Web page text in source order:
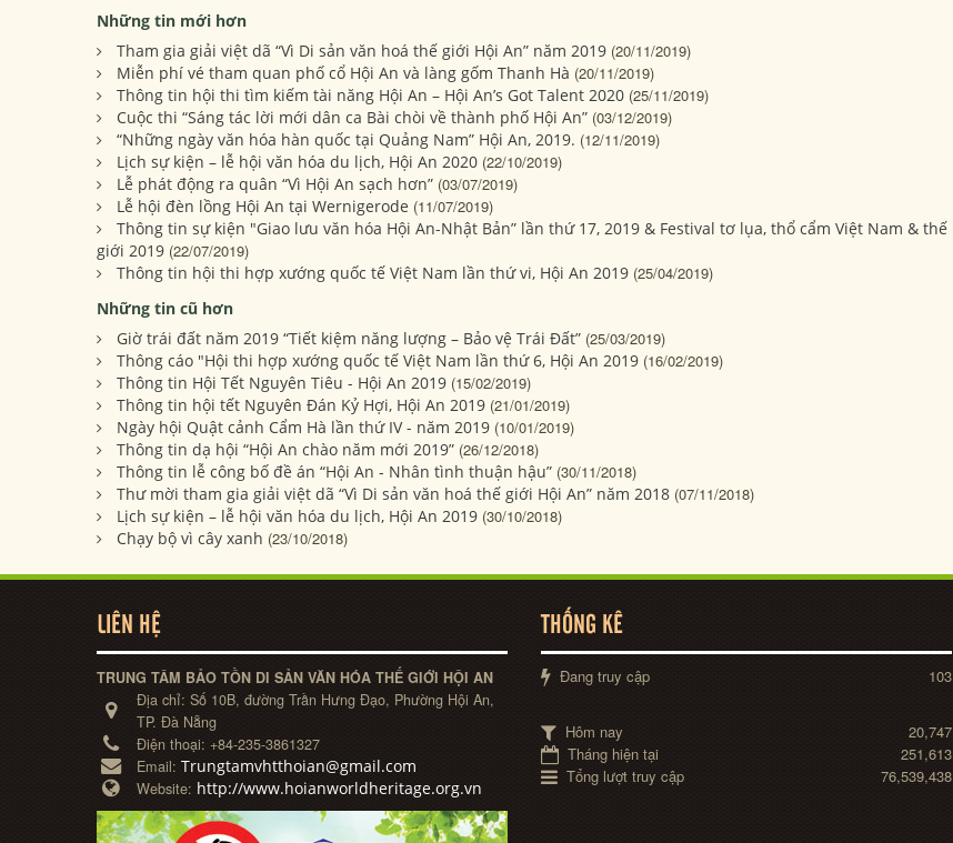
Những tin mới hơn
Tham gia giải việt dã “Vì Di sản văn hoá thế giới Hội An” năm 2019 (20/11/2019)
Miễn phí vé tham quan phố cổ Hội An và làng gốm Thanh Hà (20/11/2019)
Thông tin hội thi tìm kiếm tài năng Hội An – Hội An’s Got Talent 2020 (25/11/2019)
Cuộc thi “Sáng tác lời mới dân ca Bài chòi về thành phố Hội An” (03/12/2019)
“Những ngày văn hóa hàn quốc tại Quảng Nam” Hội An, 2019. (12/11/2019)
Lịch sự kiện – lễ hội văn hóa du lịch, Hội An 2020 (22/10/2019)
Lễ phát động ra quân “Vì Hội An sạch hơn” (03/07/2019)
Lễ hội đèn lồng Hội An tại Wernigerode (11/07/2019)
Thông tin sự kiện "Giao lưu văn hóa Hội An-Nhật Bản” lần thứ 17, 2019 & Festival tơ lụa, thổ cẩm Việt Nam & thế
giới 2019 (22/07/2019)
Thông tin hội thi hợp xướng quốc tế Việt Nam lần thứ vi, Hội An 2019 (25/04/2019)
Những tin cũ hơn
Giờ trái đất năm 2019 “Tiết kiệm năng lượng – Bảo vệ Trái Đất” (25/03/2019)
Thông cáo "Hội thi hợp xướng quốc tế Việt Nam lần thứ 6, Hội An 2019 (16/02/2019)
Thông tin Hội Tết Nguyên Tiêu - Hội An 2019 (15/02/2019)
Thông tin hội tết Nguyên Đán Kỷ Hợi, Hội An 2019 (21/01/2019)
Ngày hội Quật cảnh Cẩm Hà lần thứ IV - năm 2019 (10/01/2019)
Thông tin dạ hội “Hội An chào năm mới 2019” (26/12/2018)
Thông tin lễ công bố đề án “Hội An - Nhân tình thuận hậu” (30/11/2018)
Thư mời tham gia giải việt dã “Vì Di sản văn hoá thế giới Hội An” năm 2018 (07/11/2018)
Lịch sự kiện – lễ hội văn hóa du lịch, Hội An 2019 (30/10/2018)
Chạy bộ vì cây xanh (23/10/2018)
LIÊN HỆ
TRUNG TÂM BẢO TỒN DI SẢN VĂN HÓA THẾ GIỚI HỘI AN
Địa chỉ: Số 10B, đường Trần Hưng Đạo, Phường Hội An,
TP. Đà Nẵng
Điện thoại: +84-235-3861327
Email: Trungtamvhtthoian@gmail.com
Website: http://www.hoianworldheritage.org.vn
THỐNG KÊ
Đang truy cập 103
Hôm nay
20,747
Tháng hiện tại
251,613
Tổng lượt truy cập
76,539,438